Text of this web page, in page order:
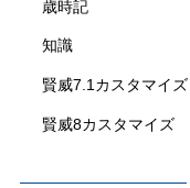
歳時記
知識
賢威7.1カスタマイズ
賢威8カスタマイズ